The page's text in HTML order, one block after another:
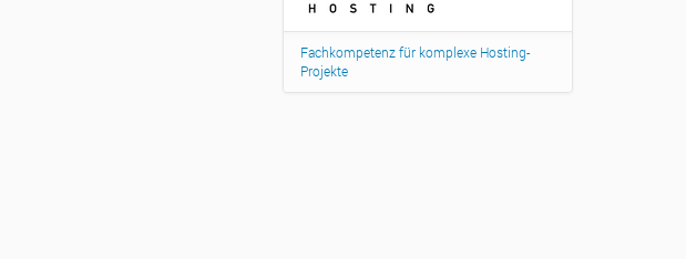
Fachkompetenz für komplexe Hosting-
Projekte